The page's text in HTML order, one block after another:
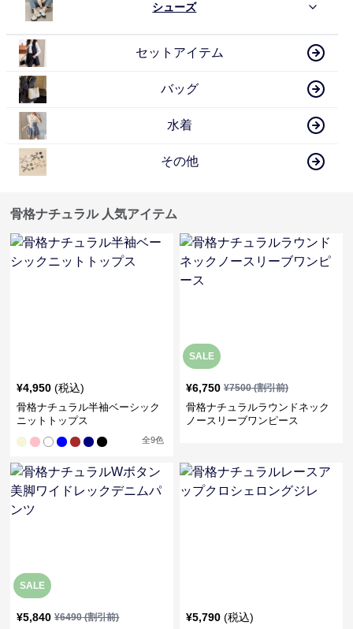
シューズ
セットアイテム
バッグ
水着
その他
骨格ナチュラル 人気アイテム
¥4,950 (税込)
骨格ナチュラル半袖ベーシック
ニットトップス
全9色
SALE
¥6,750 ¥7500(割引前)
骨格ナチュラルラウンドネック
ノースリーブワンピース
SALE
¥5,840 ¥6490(割引前) ¥5,790 (税込)